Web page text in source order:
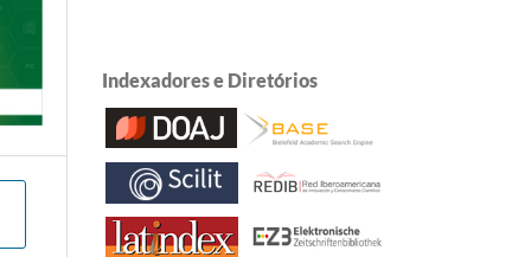
Indexadores e Diretórios